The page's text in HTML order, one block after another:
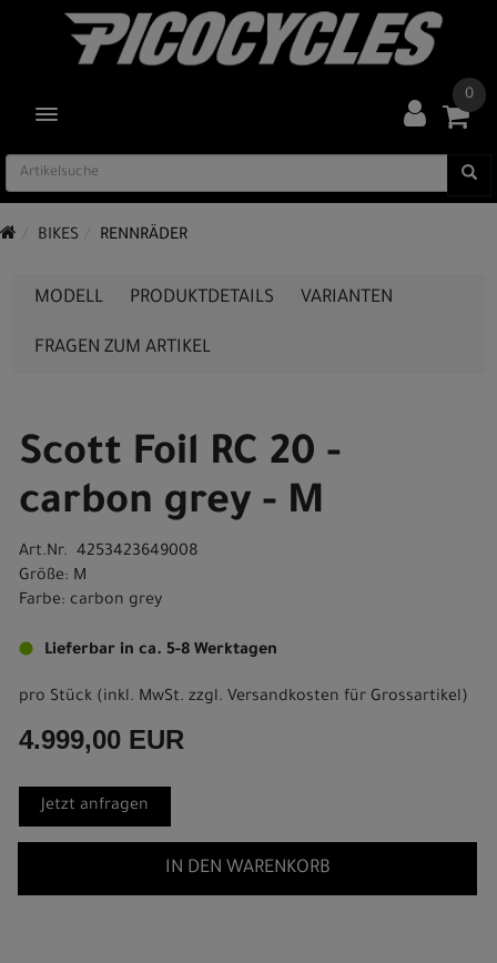
TOGGLE NAVIGATION
0
BIKES RENNRÄDER
MODELL PRODUKTDETAILS VARIANTEN
FRAGEN ZUM ARTIKEL
Scott Foil RC 20 -
carbon grey - M
Art.Nr. 4253423649008
Größe: M
Farbe: carbon grey
Lieferbar in ca. 5-8 Werktagen
pro Stück (inkl. MwSt. zzgl. Versandkosten für Grossartikel)
4.999,00 EUR
Jetzt anfragen
IN DEN WARENKORB